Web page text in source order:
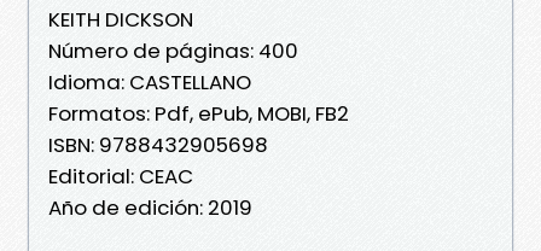
KEITH DICKSON
Número de páginas: 400
Idioma: CASTELLANO
Formatos: Pdf, ePub, MOBI, FB2
ISBN: 9788432905698
Editorial: CEAC
Año de edición: 2019